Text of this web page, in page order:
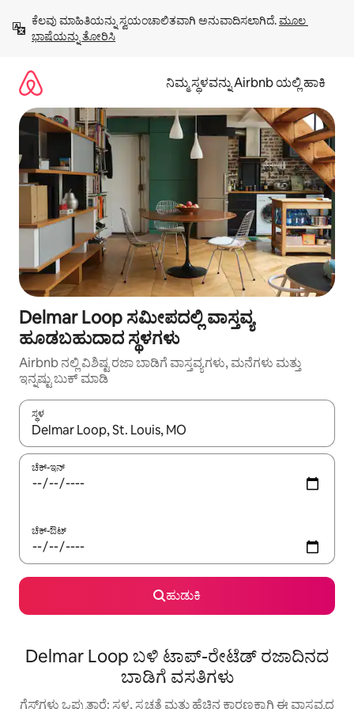
ಹೋಗಿ
ಕೆಲವು ಮಾಹಿತಿಯನ್ನು ಸ್ವಯಂಚಾಲಿತವಾಗಿ ಅನುವಾದಿಸಲಾಗಿದೆ. ಮೂಲ
ಭಾಷೆಯನ್ನು ತೋರಿಸಿ
ನಿಮ್ಮ ಸ್ಥಳವನ್ನು Airbnb ಯಲ್ಲಿ ಹಾಕಿ
Delmar Loop ಸಮೀಪದಲ್ಲಿ ವಾಸ್ತವ್ಯ
ಹೂಡಬಹುದಾದ ಸ್ಥಳಗಳು
Airbnb ನಲ್ಲಿ ವಿಶಿಷ್ಟ ರಜಾ ಬಾಡಿಗೆ ವಾಸ್ತವ್ಯಗಳು, ಮನೆಗಳು ಮತ್ತು
ಇನ್ನಷ್ಟು ಬುಕ್ ಮಾಡಿ
ಸ್ಥಳ
ಫಲಿತಾಂಶಗಳು ಲಭ್ಯವಿರುವಾಗ, ಅಪ್ ಮತ್ತು ಡೌನ್ ಬಾಣದ ಕೀಲಿಗಳೊಂದಿಗೆ
ಚೆಕ್-ಇನ್
ಚೆಕ್-ಔಟ್
ಹುಡುಕಿ
Delmar Loop ಬಳಿ ಟಾಪ್-ರೇಟೆಡ್ ರಜಾದಿನದ
ಬಾಡಿಗೆ ವಸತಿಗಳು
ಗೆಸ್ಟ್‌ಗಳು ಒಪ್ಪುತ್ತಾರೆ: ಸ್ಥಳ, ಸ್ವಚ್ಛತೆ ಮತ್ತು ಹೆಚ್ಚಿನ ಕಾರಣಕ್ಕಾಗಿ ಈ ವಾಸ್ತವ್ಯದ